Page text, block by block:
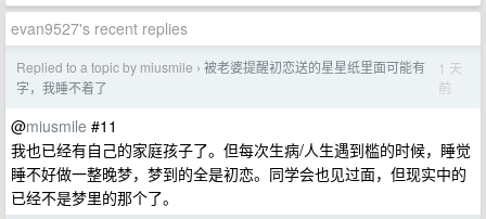
evan9527's recent replies
Replied to a topic by miusmile › 被老婆提醒初恋送的星星纸里面可能有
字，我睡不着了
1 天
前
@miusmile #11
我也已经有自己的家庭孩子了。但每次生病/人生遇到槛的时候，睡觉
睡不好做一整晚梦，梦到的全是初恋。同学会也见过面，但现实中的
已经不是梦里的那个了。